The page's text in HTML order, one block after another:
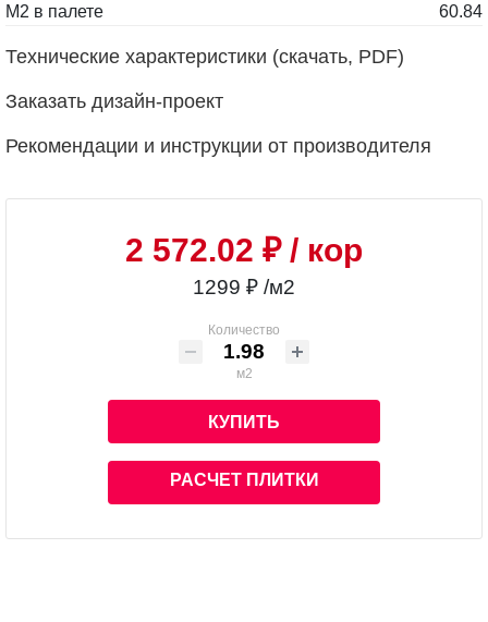
М2 в палете
60.84
Технические характеристики (скачать, PDF)
Заказать дизайн-проект
Рекомендации и инструкции от производителя
2 572.02 ₽/ кор
1299 ₽ /м2
Количество
м2
КУПИТЬ
РАСЧЕТ ПЛИТКИ